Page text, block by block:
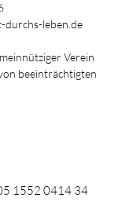
durchs-leben.de
Verein
beeinträchtigten
1552 0414 34